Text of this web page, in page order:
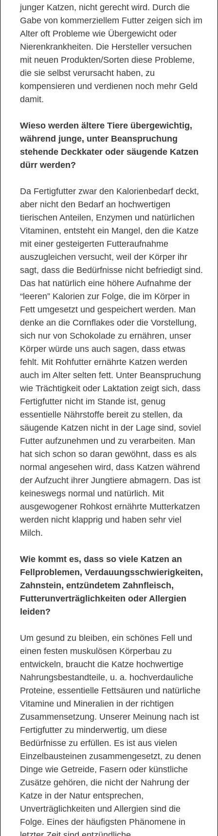
junger Katzen, nicht gerecht wird. Durch die
Gabe von kommerziellem Futter zeigen sich im
Alter oft Probleme wie Übergewicht oder
Nierenkrankheiten. Die Hersteller versuchen
mit neuen Produkten/Sorten diese Probleme,
die sie selbst verursacht haben, zu
kompensieren und verdienen noch mehr Geld
damit.
Wieso werden ältere Tiere übergewichtig,
während junge, unter Beanspruchung
stehende Deckkater oder säugende Katzen
dürr werden?
Da Fertigfutter zwar den Kalorienbedarf deckt,
aber nicht den Bedarf an hochwertigen
tierischen Anteilen, Enzymen und natürlichen
Vitaminen, entsteht ein Mangel, den die Katze
mit einer gesteigerten Futteraufnahme
auszugleichen versucht, weil der Körper ihr
sagt, dass die Bedürfnisse nicht befriedigt sind.
Das hat natürlich eine höhere Aufnahme der
“leeren” Kalorien zur Folge, die im Körper in
Fett umgesetzt und gespeichert werden. Man
denke an die Cornflakes oder die Vorstellung,
sich nur von Schokolade zu ernähren, unser
Körper würde uns auch sagen, dass etwas
fehlt. Mit Rohfutter ernährte Katzen werden
auch im Alter selten fett. Unter Beanspruchung
wie Trächtigkeit oder Laktation zeigt sich, dass
Fertigfutter nicht im Stande ist, genug
essentielle Nährstoffe bereit zu stellen, da
säugende Katzen nicht in der Lage sind, soviel
Futter aufzunehmen und zu verarbeiten. Man
hat sich schon so daran gewöhnt, dass es als
normal angesehen wird, dass Katzen während
der Aufzucht ihrer Jungtiere abmagern. Das ist
keineswegs normal und natürlich. Mit
ausgewogener Rohkost ernährte Mutterkatzen
werden nicht klapprig und haben sehr viel
Milch.
Wie kommt es, dass so viele Katzen an
Fellproblemen, Verdauungsschwierigkeiten,
Zahnstein, entzündetem Zahnfleisch,
Futterunverträglichkeiten oder Allergien
leiden?
Um gesund zu bleiben, ein schönes Fell und
einen festen muskulösen Körperbau zu
entwickeln, braucht die Katze hochwertige
Nahrungsbestandteile, u. a. hochverdauliche
Proteine, essentielle Fettsäuren und natürliche
Vitamine und Mineralien in der richtigen
Zusammensetzung. Unserer Meinung nach ist
Fertigfutter zu minderwertig, um diese
Bedürfnisse zu erfüllen. Es ist aus vielen
Einzelbausteinen zusammengesetzt, zu denen
Dinge wie Getreide, Fasern oder künstliche
Zusätze gehören, die nicht der Nahrung der
Katze in der Natur entsprechen,
Unverträglichkeiten und Allergien sind die
Folge. Eines der häufigsten Phänomene in